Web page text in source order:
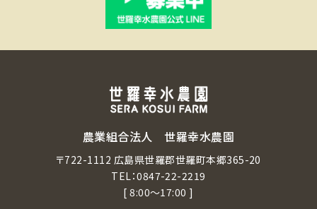
農業組合法人 世羅幸水農園
〒722-1112 広島県世羅郡世羅町本郷365-20
TEL：0847-22-2219
[ 8:00～17:00 ]